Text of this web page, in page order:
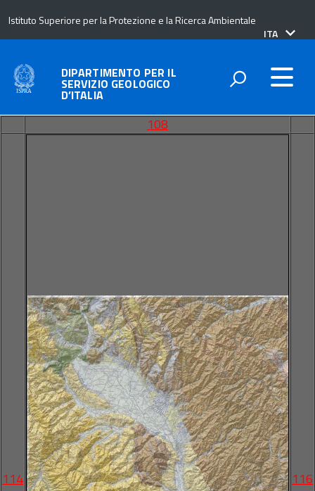
Istituto Superiore per la Protezione e la Ricerca Ambientale
lingua
ITA
DIPARTIMENTO PER IL
SERVIZIO GEOLOGICO
D’ITALIA
108
114 116